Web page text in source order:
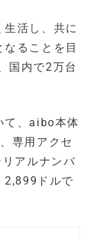
生活し、共に
ることを目
国内で2万台
て、aibo本体
専用アクセ
アルナンバ
2,899ドルで